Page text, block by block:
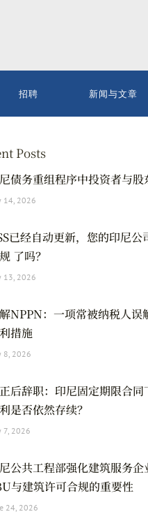
招聘 新闻与文章
Posts
债务重组程序中投资者与股
14, 2026
已经自动更新，您的印尼公
了吗？
13, 2026
NPPN：一项常被纳税人误
措施
8, 2026
后辞职：印尼固定期限合同
是否依然存续？
7, 2026
公共工程部强化建筑服务企
与建筑许可合规的重要性
24, 2026